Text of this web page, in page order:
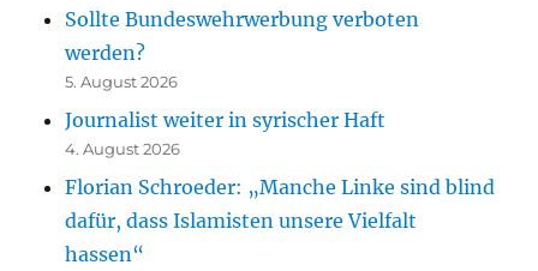
Sollte Bundeswehrwerbung verboten
werden?
5. August 2026
Journalist weiter in syrischer Haft
4. August 2026
Florian Schroeder: „Manche Linke sind blind
dafür, dass Islamisten unsere Vielfalt
hassen“